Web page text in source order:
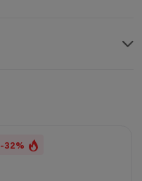
-32%